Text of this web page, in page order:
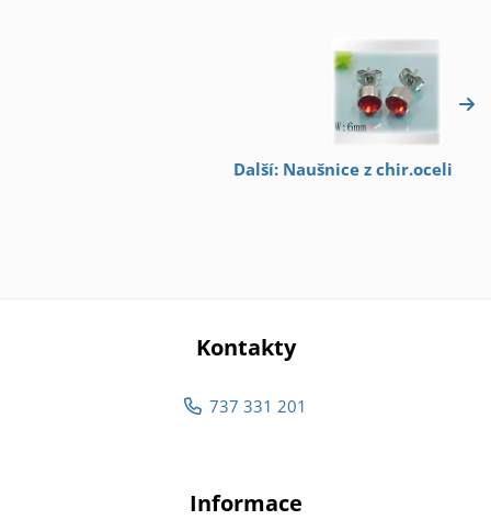
Další: Naušnice z chir.oceli
Kontakty
737 331 201
Informace